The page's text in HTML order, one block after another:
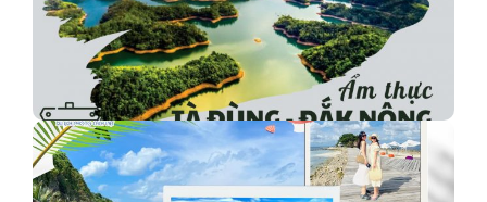
Đến Tà Đùng - Đắk Nông ăn gì?